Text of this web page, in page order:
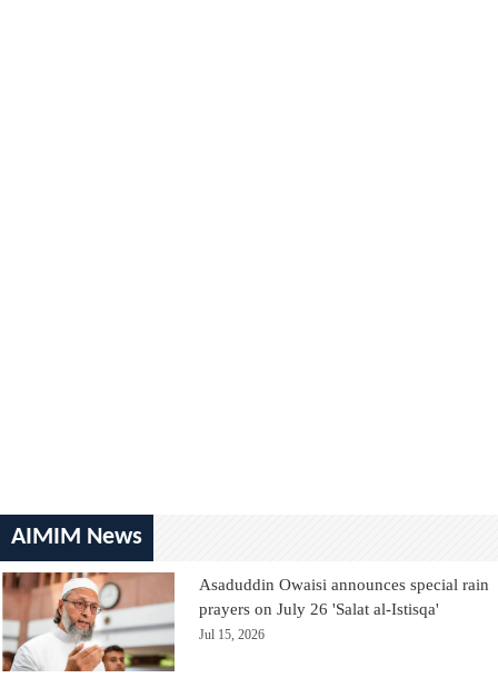
AIMIM News
Asaduddin Owaisi announces special rain
prayers on July 26 'Salat al-Istisqa'
Jul 15, 2026